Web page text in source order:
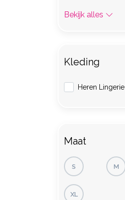
Bekijk alles
Kleding
Heren Lingerie
Maat
S M
XL